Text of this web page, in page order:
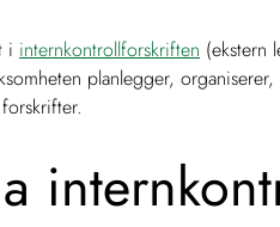
i internkontrollforskriften (ekstern
planlegger,